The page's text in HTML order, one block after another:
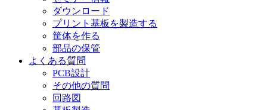
ダウンロード
プリント基板を製造する
筐体を作る
部品の保管
よくある質問
PCB設計
その他の質問
回路図